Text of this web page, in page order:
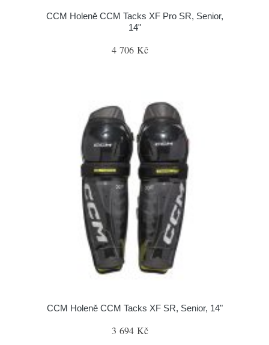
CCM Holeně CCM Tacks XF Pro SR, Senior,
14"
4 706 Kč
CCM Holeně CCM Tacks XF SR, Senior, 14"
3 694 Kč